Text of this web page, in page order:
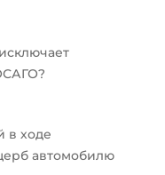
в ходе
автомобилю